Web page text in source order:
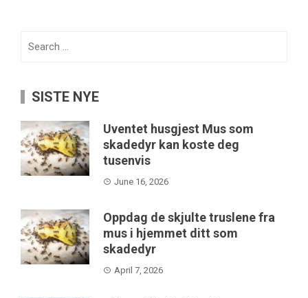
SISTE NYE
Uventet husgjest Mus som
skadedyr kan koste deg
tusenvis
June 16, 2026
Oppdag de skjulte truslene fra
mus i hjemmet ditt som
skadedyr
April 7, 2026